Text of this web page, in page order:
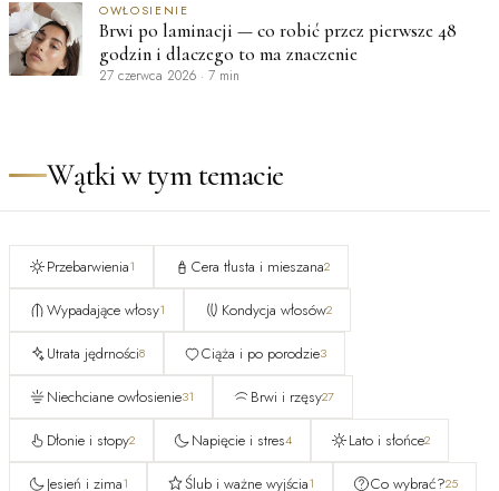
OWŁOSIENIE
Brwi po laminacji — co robić przez pierwsze 48
godzin i dlaczego to ma znaczenie
27 czerwca 2026 · 7 min
Wątki w tym temacie
Przebarwienia1 Cera tłusta i mieszana2
Wypadające włosy1 Kondycja włosów2
Utrata jędrności8 Ciąża i po porodzie3
Niechciane owłosienie31 Brwi i rzęsy27
Dłonie i stopy2 Napięcie i stres4 Lato i słońce2
Jesień i zima1 Ślub i ważne wyjścia1 Co wybrać?25